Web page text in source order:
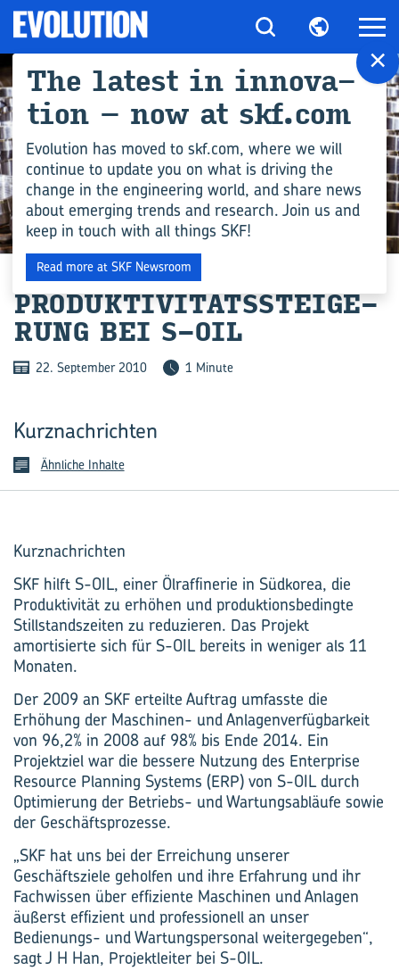
PRODUKTION
PRO­DUK­TI­VI­TÄTS­STEI­GE­
RUNG BEI S-OIL
22. September 2010 1 Minute
Kurznachrichten
Ähnliche Inhalte
Kurznachrichten
SKF hilft S-OIL, einer Ölraffinerie in Südkorea, die
Produktivität zu erhöhen und produktionsbedingte
Stillstandszeiten zu reduzieren. Das Projekt
amortisierte sich für S-OIL bereits in weniger als 11
Monaten.
Der 2009 an SKF erteilte Auftrag umfasste die
Erhöhung der Maschinen- und Anlagenverfügbarkeit
von 96,2% in 2008 auf 98% bis Ende 2014. Ein
Projektziel war die bessere Nutzung des Enterprise
Resource Planning Systems (ERP) von S-OIL durch
Optimierung der Betriebs- und Wartungsabläufe sowie
der Geschäftsprozesse.
„SKF hat uns bei der Erreichung unserer
Geschäftsziele geholfen und ihre Erfahrung und ihr
Fachwissen über effiziente Maschinen und Anlagen
äußerst effizient und professionell an unser
Bedienungs- und Wartungspersonal weitergegeben“,
sagt J H Han, Projektleiter bei S-OIL.
×
The la­test in in­no­va­
ti­on – now at skf.com
Evolution has moved to skf.com, where we will
continue to update you on what is driving the
change in the engineering world, and share news
about emerging trends and research. Join us and
keep in touch with all things SKF!
Read more at SKF Newsroom